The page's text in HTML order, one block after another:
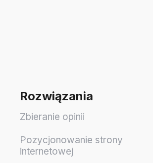
Rozwiązania
Zbieranie opinii
Pozycjonowanie strony
internetowej